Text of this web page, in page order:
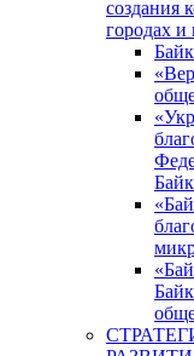
создания
городах и